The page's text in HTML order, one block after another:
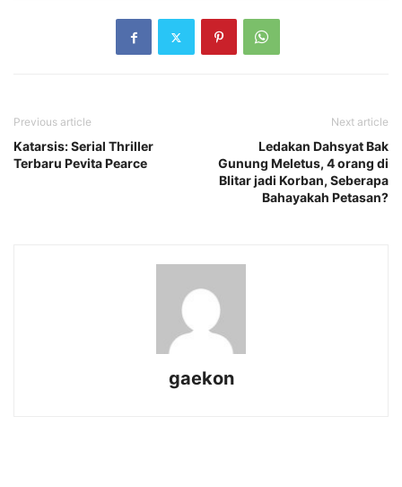
Previous article
Katarsis: Serial Thriller
Terbaru Pevita Pearce
Next article
Ledakan Dahsyat Bak
Gunung Meletus, 4 orang di
Blitar jadi Korban, Seberapa
Bahayakah Petasan?
gaekon